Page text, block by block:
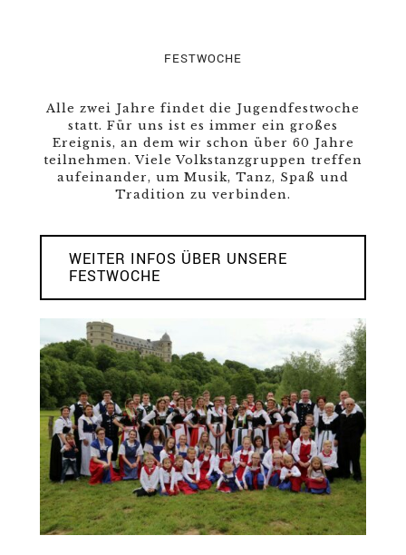
FESTWOCHE
Alle zwei Jahre findet die Jugendfestwoche
statt. Für uns ist es immer ein großes
Ereignis, an dem wir schon über 60 Jahre
teilnehmen. Viele Volkstanzgruppen treffen
aufeinander, um Musik, Tanz, Spaß und
Tradition zu verbinden.
WEITER INFOS ÜBER UNSERE
FESTWOCHE